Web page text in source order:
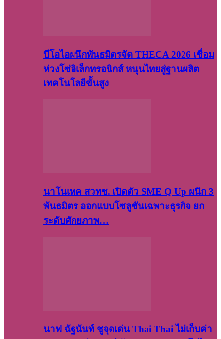
บีโอไอผนึกพันธมิตรจัด THECA 2026 เชื่อม
ห่วงโซ่อิเล็กทรอนิกส์ หนุนไทยสู่ฐานผลิต
เทคโนโลยีขั้นสูง
นาโนเทค สวทช. เปิดตัว SME Q Up ผนึก 3
พันธมิตร ออกแบบโซลูชันเฉพาะธุรกิจ ยก
ระดับศักยภาพ…
นาฟ ฉัฐนันท์ ชูจุดเด่น Thai Thai ไม่เก็บค่า